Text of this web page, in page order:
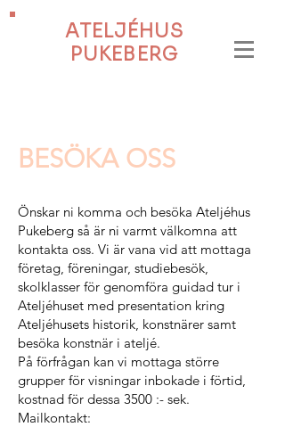
ATELJÉHUS
PUKEBERG
BESÖKA OSS
Önskar ni komma och besöka Ateljéhus
Pukeberg så är ni varmt välkomna att
kontakta oss. Vi är vana vid att mottaga
företag, föreningar, studiebesök,
skolklasser för genomföra guidad tur i
Ateljéhuset med presentation kring
Ateljéhusets historik, konstnärer samt
besöka konstnär i ateljé.
På förfrågan kan vi mottaga större
grupper för visningar inbokade i förtid,
kostnad för dessa 3500 :- sek.
Mailkontakt: ​